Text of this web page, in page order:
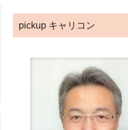
pickup キャリコン